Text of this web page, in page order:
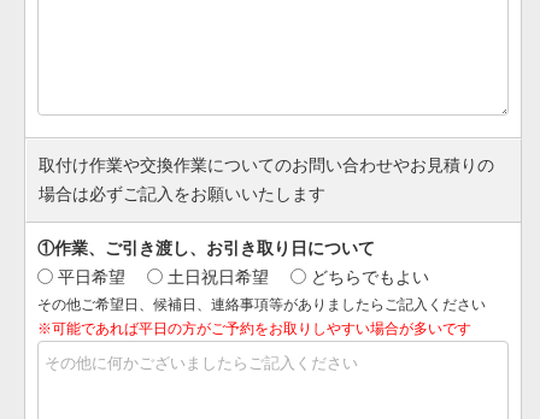
取付け作業や交換作業についてのお問い合わせやお見積りの
場合は必ずご記入をお願いいたします
①作業、ご引き渡し、お引き取り日について
平日希望
土日祝日希望 どちらでもよい
その他ご希望日、候補日、連絡事項等がありましたらご記入ください
※可能であれば平日の方がご予約をお取りしやすい場合が多いです